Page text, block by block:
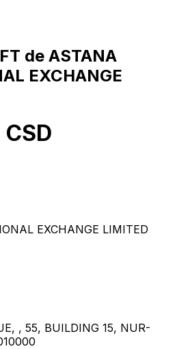
de ASTANA
EXCHANGE
EXCHANGE LIMITED
, 55, BUILDING 15, NUR-